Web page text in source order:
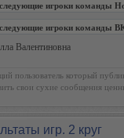
игроки команды
игроки команды
Валентиновна
пользователь который
свои сухие сообщения
игр. 2 круг